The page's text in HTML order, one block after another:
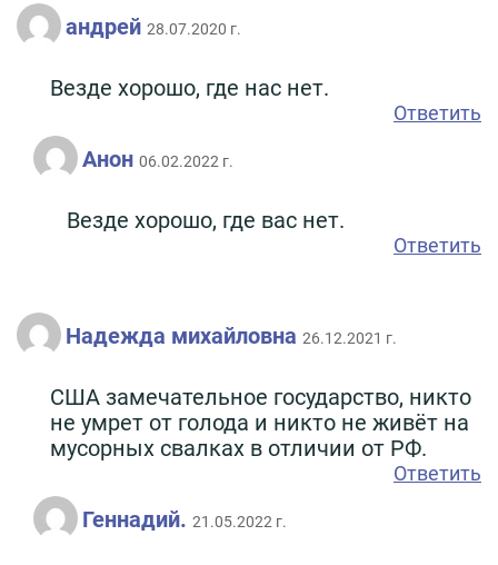
андрей 28.07.2020 г.
Везде хорошо, где нас нет.
Ответить
Анон 06.02.2022 г.
Везде хорошо, где вас нет.
Ответить
Надежда михайловна 26.12.2021 г.
США замечательное государство, никто
не умрет от голода и никто не живёт на
мусорных свалках в отличии от РФ.
Ответить
Геннадий. 21.05.2022 г.